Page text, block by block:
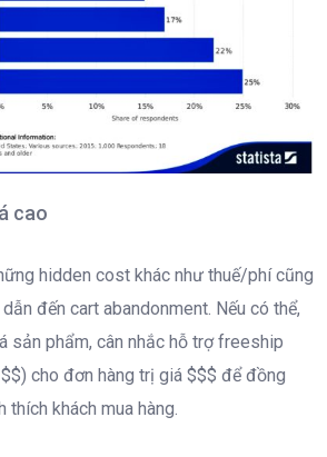
cao
hidden cost khác như thuế/phí cũng
đến cart abandonment. Nếu có thể,
sản phẩm, cân nhắc hỗ trợ freeship
cho đơn hàng trị giá $$$ để đồng
khách mua hàng.